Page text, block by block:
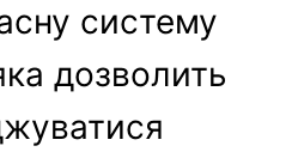
систему
дозволить